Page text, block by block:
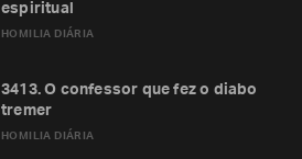
HOMILIA DIÁRIA
espiritual
HOMILIA DIÁRIA
3413. O confessor que fez o diabo
tremer